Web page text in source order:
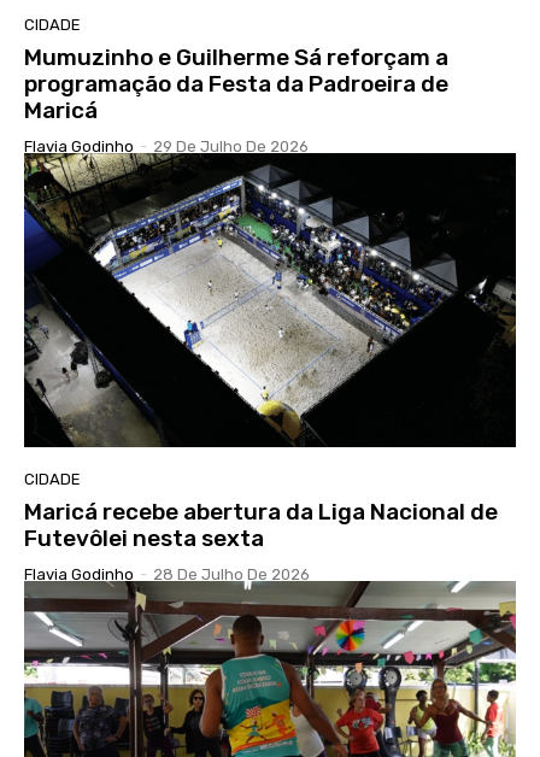
CIDADE
Mumuzinho e Guilherme Sá reforçam a
programação da Festa da Padroeira de
Maricá
Flavia Godinho - 29 De Julho De 2026
CIDADE
Maricá recebe abertura da Liga Nacional de
Futevôlei nesta sexta
Flavia Godinho - 28 De Julho De 2026